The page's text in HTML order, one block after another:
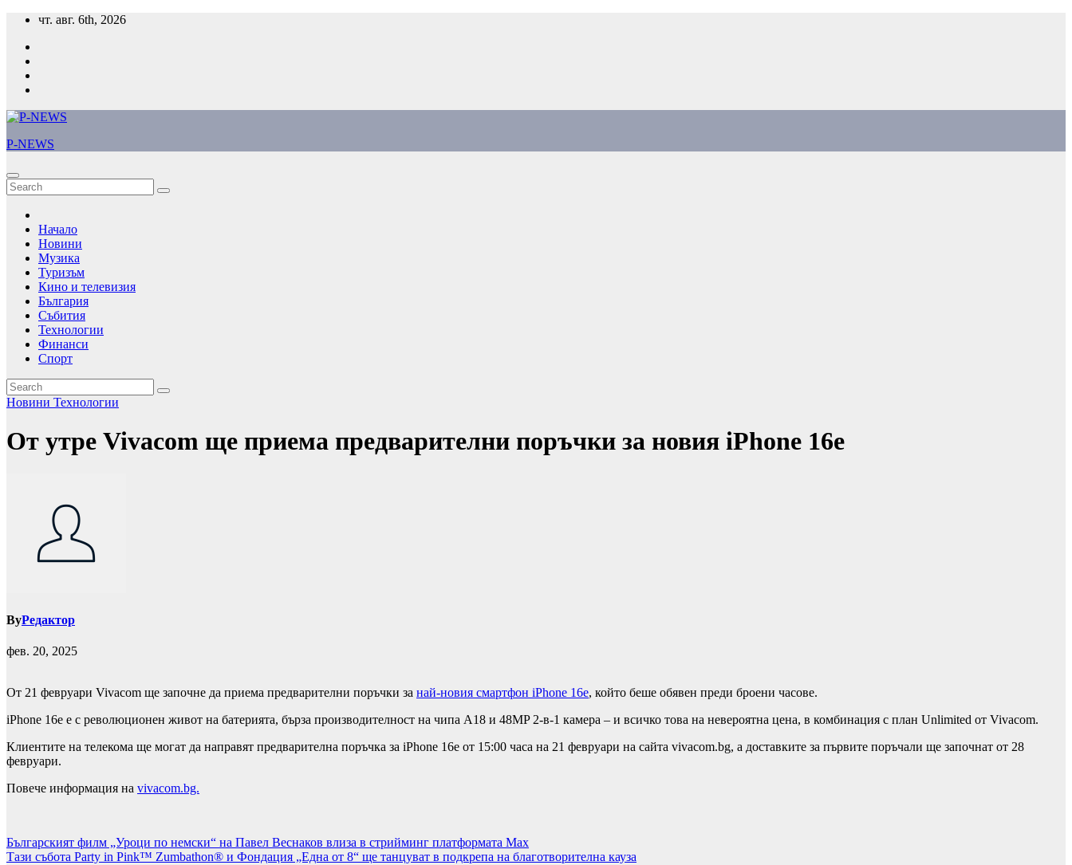
Skip
content
чт. авг. 6th, 2026
P-NEWS
Начало
Новини
Музика
Туризъм
Кино и телевизия
България
Събития
Технологии
Финанси
Спорт
Новини Технологии
От утре Vivacom ще приема предварителни поръчки за новия iPhone 16e
ByРедактор
фев. 20, 2025
От 21 февруари Vivacom ще започне да приема предварителни поръчки за най-новия смартфон iPhone 16e, който беше обявен преди броени часове.
iPhone 16e е с революционен живот на батерията, бърза производителност на чипа A18 и 48MP 2-в-1 камера – и всичко това на невероятна цена, в комбинация с план Unlimited от Vivacom.
Клиентите на телекома ще могат да направят предварителна поръчка за iPhone 16e от 15:00 часа на 21 февруари на сайта vivacom.bg, а доставките за първите поръчали ще започнат от 28
февруари.
Повече информация на vivacom.bg.
Навигация
Българският филм „Уроци по немски“ на Павел Веснаков влиза в стрийминг платформата Max
Тази събота Party in Pink™ Zumbathon® и Фондация „Една от 8“ ще танцуват в подкрепа на благотворителна кауза